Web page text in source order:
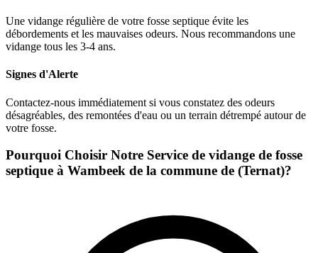
Une vidange régulière de votre fosse septique évite les
débordements et les mauvaises odeurs. Nous recommandons une
vidange tous les 3-4 ans.
Signes d'Alerte
Contactez-nous immédiatement si vous constatez des odeurs
désagréables, des remontées d'eau ou un terrain détrempé autour de
votre fosse.
Pourquoi Choisir Notre Service de vidange de fosse
septique à Wambeek de la commune de (Ternat)?